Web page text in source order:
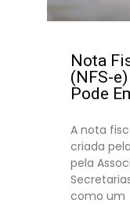
Nota
(NFS-
Pode
A nota
criada
pela
como um